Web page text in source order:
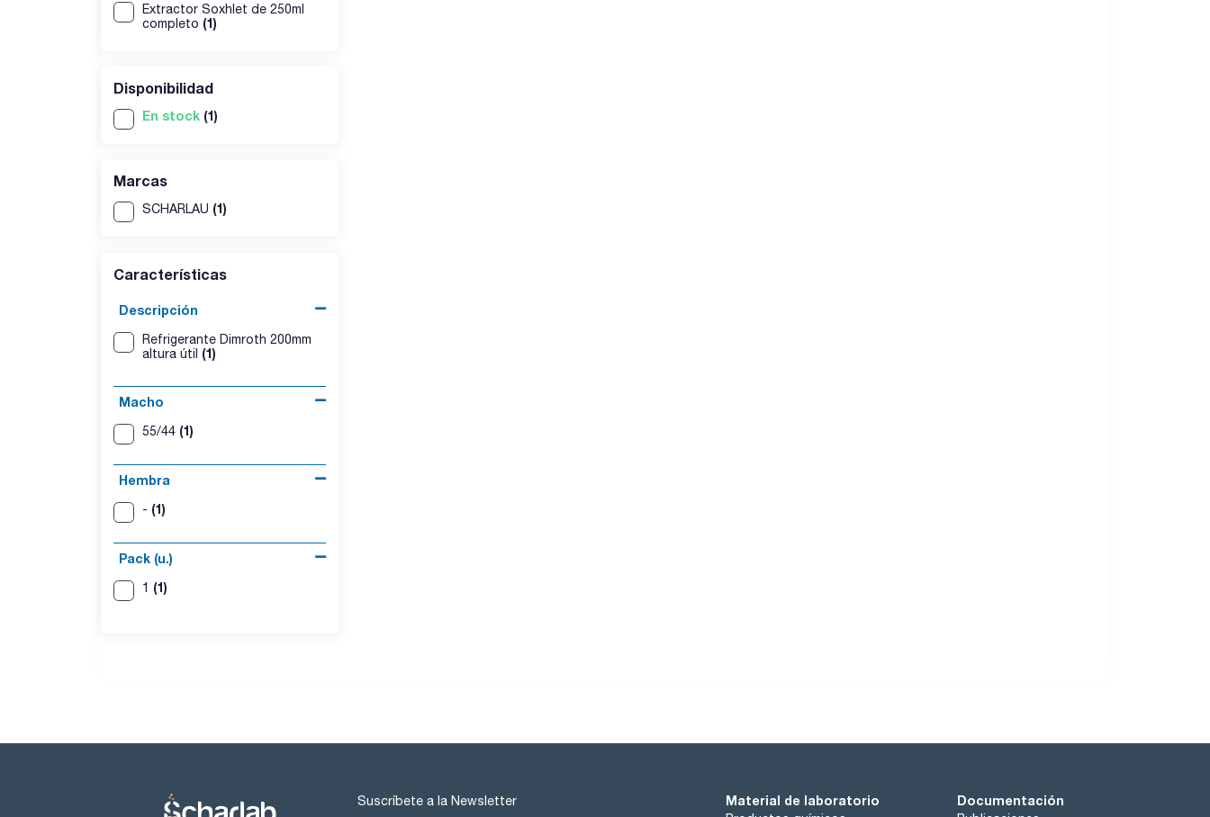
Extractor Soxhlet de 250ml
completo (1)
Disponibilidad
En stock (1)
Marcas
SCHARLAU (1)
Características
Descripción
Refrigerante Dimroth 200mm
altura útil (1)
Macho
55/44 (1)
Hembra
- (1)
Pack (u.)
1 (1)
Suscríbete a la Newsletter Material de laboratorio Documentación